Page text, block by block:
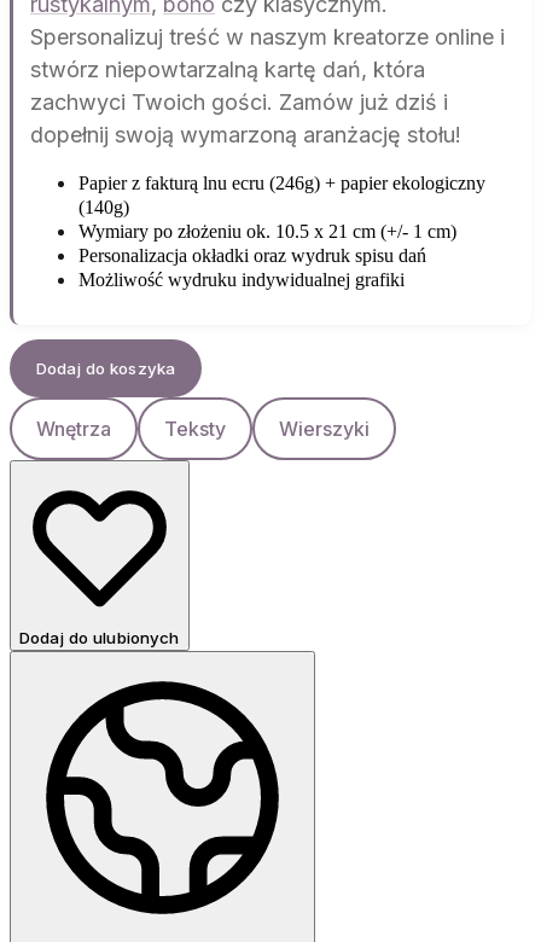
Spersonalizuj treść w naszym kreatorze online i
stwórz niepowtarzalną kartę dań, która
zachwyci Twoich gości. Zamów już dziś i
dopełnij swoją wymarzoną aranżację stołu!
Papier z fakturą lnu ecru (246g) + papier ekologiczny
(140g)
Wymiary po złożeniu ok. 10.5 x 21 cm (+/- 1 cm)
Personalizacja okładki oraz wydruk spisu dań
Możliwość wydruku indywidualnej grafiki
Dodaj do koszyka
Wnętrza Teksty Wierszyki
Dodaj do ulubionych